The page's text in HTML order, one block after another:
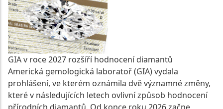
GIA v roce 2027 rozšíří hodnocení diamantů
Americká gemologická laboratoř (GIA) vydala
prohlášení, ve kterém oznámila dvě významné změny,
které v následujících letech ovlivní způsob hodnocení